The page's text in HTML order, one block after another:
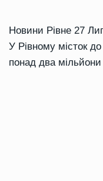
Новини Рівне 27
У Рівному місток
понад два мільйони